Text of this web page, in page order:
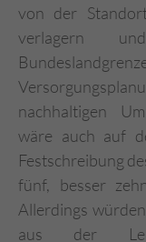
von der
verlagern
nachhaltigen
wäre auch auf
Festschreibung
fünf, besser
Allerdings
aus der